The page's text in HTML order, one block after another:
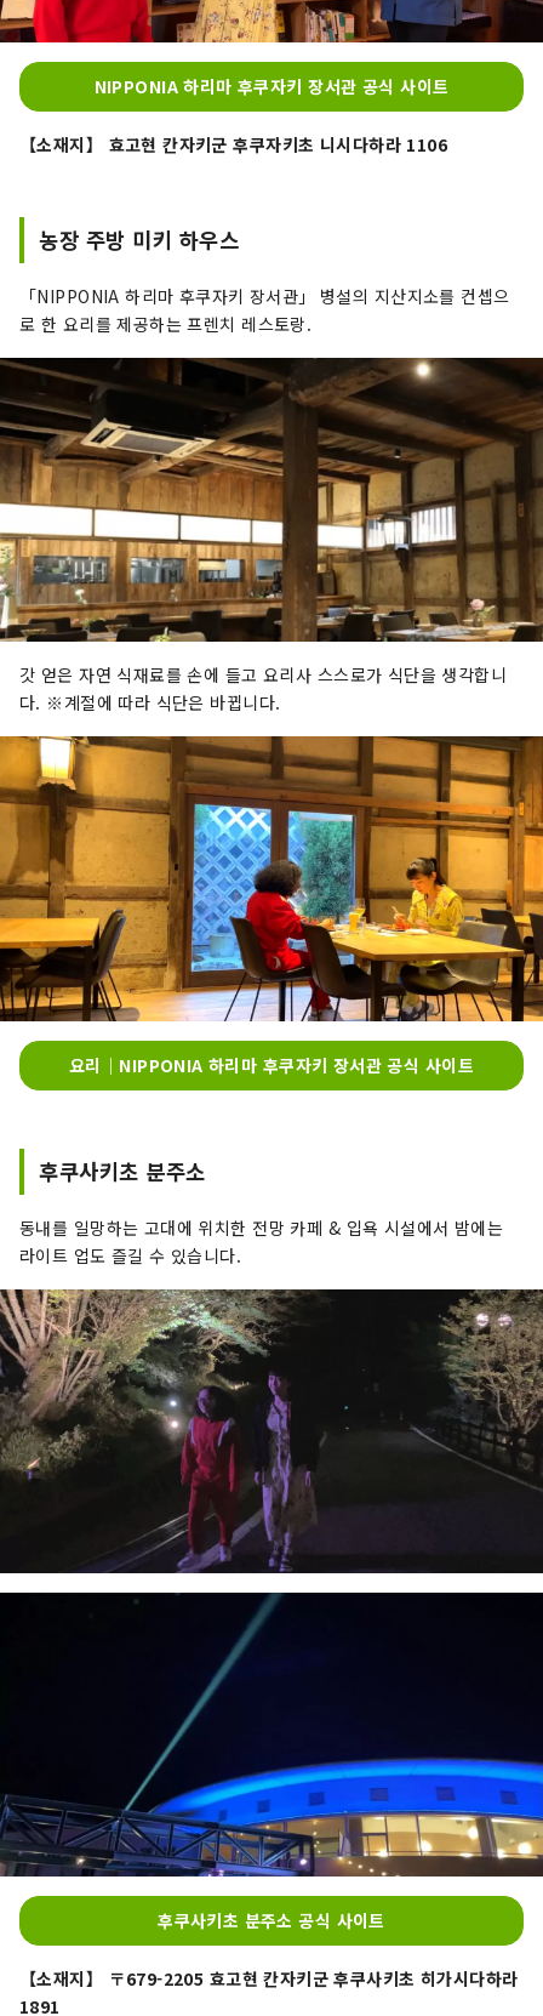
NIPPONIA 하리마 후쿠자키 장서관 공식 사이트
【소재지】 효고현 칸자키군 후쿠자키초 니시다하라 1106
농장 주방 미키 하우스
「NIPPONIA 하리마 후쿠자키 장서관」 병설의 지산지소를 컨셉으
로 한 요리를 제공하는 프렌치 레스토랑.
갓 얻은 자연 식재료를 손에 들고 요리사 스스로가 식단을 생각합니
다. ※계절에 따라 식단은 바뀝니다.
요리｜NIPPONIA 하리마 후쿠자키 장서관 공식 사이트
후쿠사키초 분주소
동내를 일망하는 고대에 위치한 전망 카페 & 입욕 시설에서 밤에는
라이트 업도 즐길 수 있습니다.
후쿠사키초 분주소 공식 사이트
【소재지】 〒679-2205 효고현 칸자키군 후쿠사키초 히가시다하라
1891